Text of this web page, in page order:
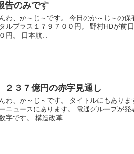
告のみです
わ、か～じ～です。 今日のか～じ～の
ルプラス１７９７００円。 野村HDが前
円。 日本航...
２３７億円の赤字見通し
わ、か～じ～です。 タイトルにもあり
ニュースにあります。 電通グループが
字です。 構造改革...